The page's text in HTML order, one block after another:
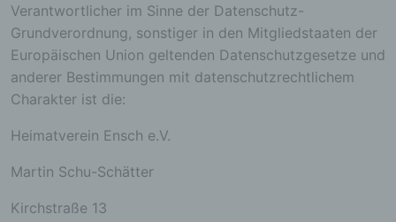
Verantwortlicher im Sinne der Datenschutz-
Grundverordnung, sonstiger in den Mitgliedstaaten der
Europäischen Union geltenden Datenschutzgesetze und
anderer Bestimmungen mit datenschutzrechtlichem
Charakter ist die:
Heimatverein Ensch e.V.
Martin Schu-Schätter
Kirchstraße 13